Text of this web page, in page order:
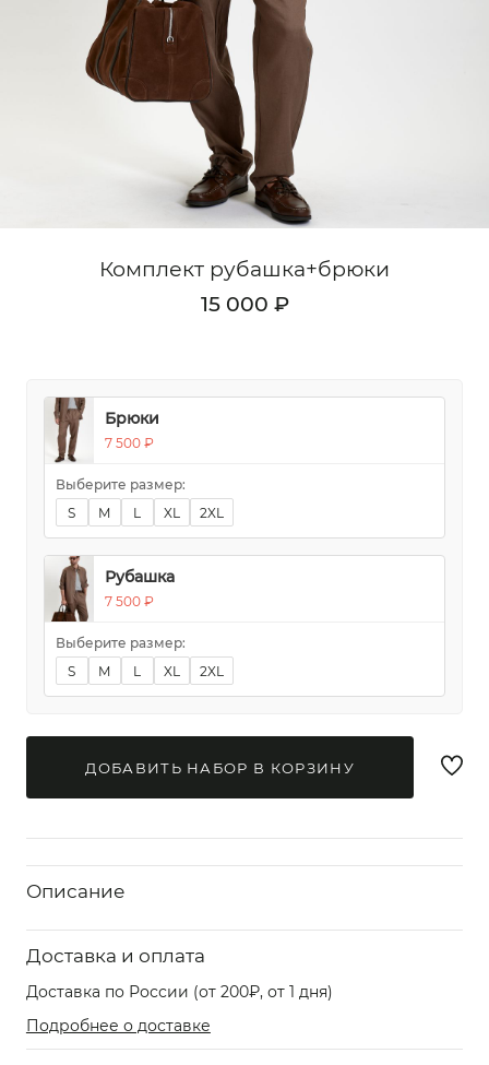
Комплект рубашка+брюки
15 000 ₽
Брюки
7 500 ₽
Выберите размер:
S
M L XL 2XL
Рубашка
7 500 ₽
Выберите размер:
S
M L XL 2XL
ДОБАВИТЬ НАБОР В КОРЗИНУ
Описание
Доставка и оплата
Доставка по России (от 200₽, от 1 дня)
Подробнее о доставке
Кардиганы
Комплекты
Аксессуары